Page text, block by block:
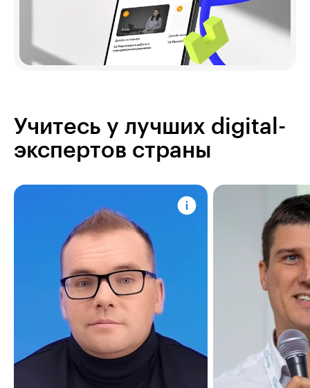
Учитесь у лучших digital-
экспертов страны